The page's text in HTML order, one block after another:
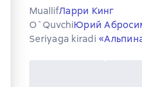
MuallifЛарри Кинг
O`quvchiЮрий
Seriyaga kiradi